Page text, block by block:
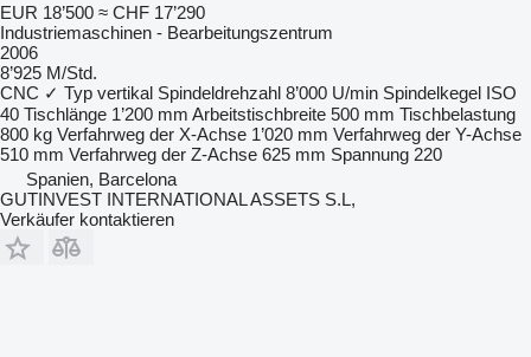
EUR 18’500 ≈ CHF 17’290
Industriemaschinen - Bearbeitungszentrum
2006
8’925 M/Std.
CNC ✓ Typ vertikal Spindeldrehzahl 8’000 U/min Spindelkegel ISO
40 Tischlänge 1’200 mm Arbeitstischbreite 500 mm Tischbelastung
800 kg Verfahrweg der X-Achse 1’020 mm Verfahrweg der Y-Achse
510 mm Verfahrweg der Z-Achse 625 mm Spannung 220
Spanien, Barcelona
GUTINVEST INTERNATIONAL ASSETS S.L,
Verkäufer kontaktieren